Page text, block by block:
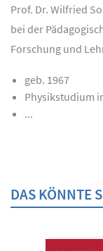
Prof. Dr. Wilfried
bei der
Forschung und
geb. 1967
Physikstudium
...
DAS KÖNNTE